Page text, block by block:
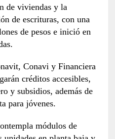
de viviendas y la
de escrituras, con una
de pesos e inició en
Conavi y Financiera
créditos accesibles,
y subsidios, además de
para jóvenes.
módulos de